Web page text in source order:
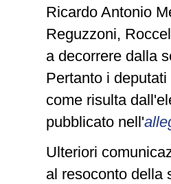
Ricardo Antonio
Reguzzoni,
a decorrere dalla
Pertanto i
come risulta
pubblicato nell'
Ulteriori
al resoconto della